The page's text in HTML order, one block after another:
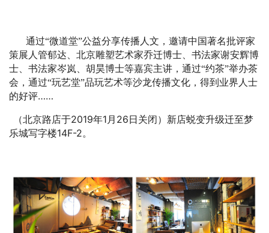
通过“微道堂”公益分享传播人文，邀请中国著名批评家
策展人管郁达、北京雕塑艺术家乔迁博士、书法家谢安辉博
士、书法家岑岚、胡昊博士等嘉宾主讲，通过“约茶”举办茶
会，通过“玩艺堂”品玩艺术等沙龙传播文化，得到业界人士
的好评……
（北京路店于2019年1 月 26 日关闭）新店蜕变升级迁至梦
乐城写字楼14F-2。